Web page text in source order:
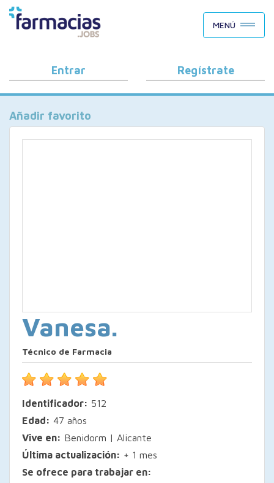
BUSCAR CANDIDATOS
OFERTAS DE EMPLEO
COMO FUNCIONA
PORQUÉ FARMACIAS.JOBS
BLOG
MENÚ
Entrar Regístrate
Añadir favorito
Vanesa.
Técnico de Farmacia
Identificador: 512
Edad: 47 años
Vive en: Benidorm | Alicante
Última actualización: + 1 mes
Se ofrece para trabajar en: